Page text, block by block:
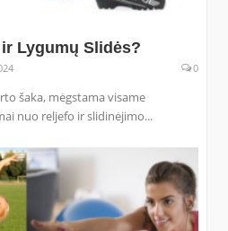
Lygumų Slidės?
0
šaka, mėgstama visame
nuo reljefo ir slidinėjimo...